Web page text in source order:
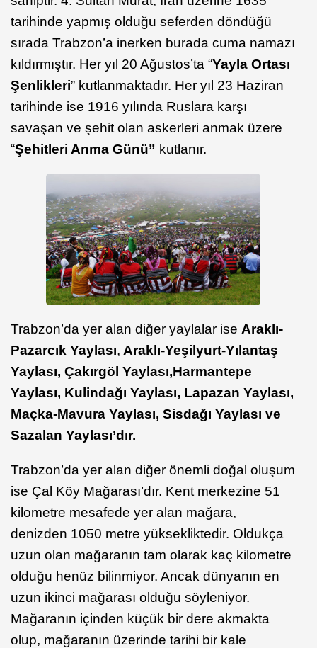
tarihinde yapmış olduğu seferden döndüğü
sırada Trabzon’a inerken burada cuma namazı
kıldırmıştır. Her yıl 20 Ağustos’ta “Yayla Ortası
Şenlikleri” kutlanmaktadır. Her yıl 23 Haziran
tarihinde ise 1916 yılında Ruslara karşı
savaşan ve şehit olan askerleri anmak üzere
“Şehitleri Anma Günü” kutlanır.
Trabzon’da yer alan diğer yaylalar ise Araklı-
Pazarcık Yaylası, Araklı-Yeşilyurt-Yılantaş
Yaylası, Çakırgöl Yaylası,Harmantepe
Yaylası, Kulindağı Yaylası, Lapazan Yaylası,
Maçka-Mavura Yaylası, Sisdağı Yaylası ve
Sazalan Yaylası’dır.
Trabzon’da yer alan diğer önemli doğal oluşum
ise Çal Köy Mağarası’dır. Kent merkezine 51
kilometre mesafede yer alan mağara,
denizden 1050 metre yüksekliktedir. Oldukça
uzun olan mağaranın tam olarak kaç kilometre
olduğu henüz bilinmiyor. Ancak dünyanın en
uzun ikinci mağarası olduğu söyleniyor.
Mağaranın içinden küçük bir dere akmakta
olup, mağaranın üzerinde tarihi bir kale